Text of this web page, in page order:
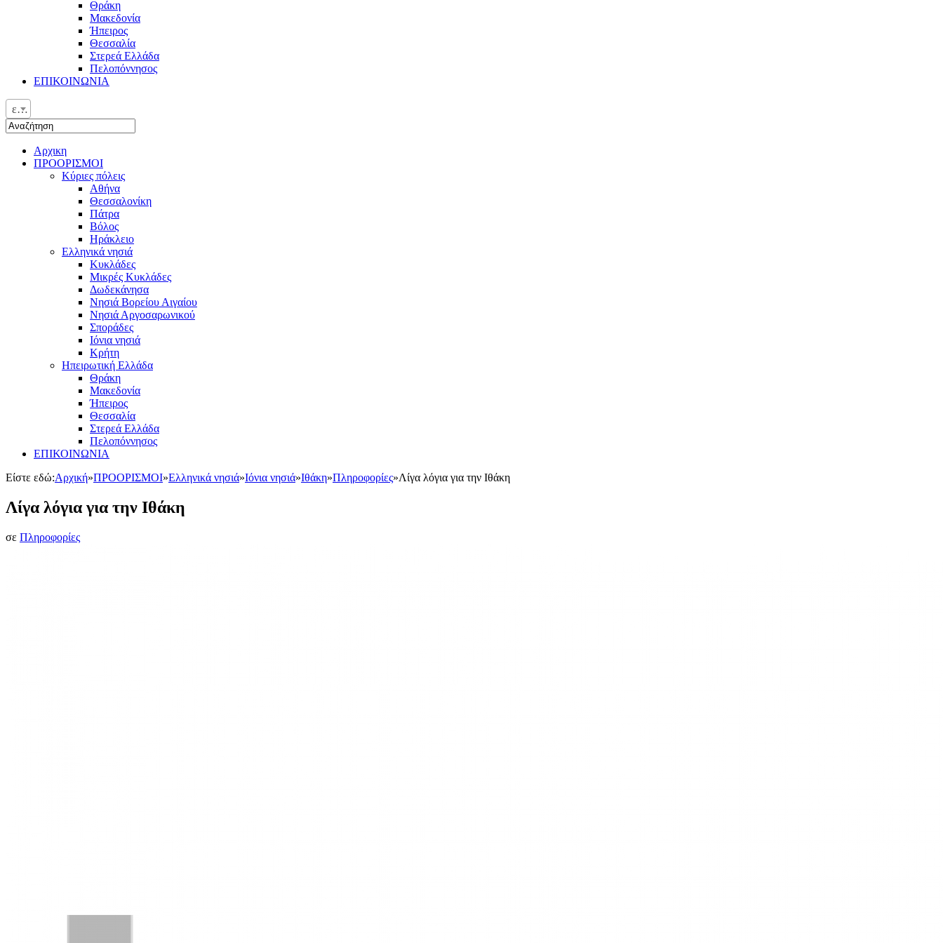
Θράκη
Μακεδονία
Ήπειρος
Θεσσαλία
Στερεά Ελλάδα
Πελοπόννησος
ΕΠΙΚΟΙΝΩΝΙΑ
ελ
Αρχικη
ΠΡΟΟΡΙΣΜΟΙ
Κύριες πόλεις
Αθήνα
Θεσσαλονίκη
Πάτρα
Βόλος
Ηράκλειο
Ελληνικά νησιά
Κυκλάδες
Μικρές Κυκλάδες
Δωδεκάνησα
Νησιά Βορείου Αιγαίου
Νησιά Αργοσαρωνικού
Σποράδες
Ιόνια νησιά
Κρήτη
Ηπειρωτική Ελλάδα
Θράκη
Μακεδονία
Ήπειρος
Θεσσαλία
Στερεά Ελλάδα
Πελοπόννησος
ΕΠΙΚΟΙΝΩΝΙΑ
Είστε εδώ:Αρχική»ΠΡΟΟΡΙΣΜΟΙ»Ελληνικά νησιά»Ιόνια νησιά»Ιθάκη»Πληροφορίες»Λίγα λόγια για την Ιθάκη
Λίγα λόγια για την Ιθάκη
σε Πληροφορίες